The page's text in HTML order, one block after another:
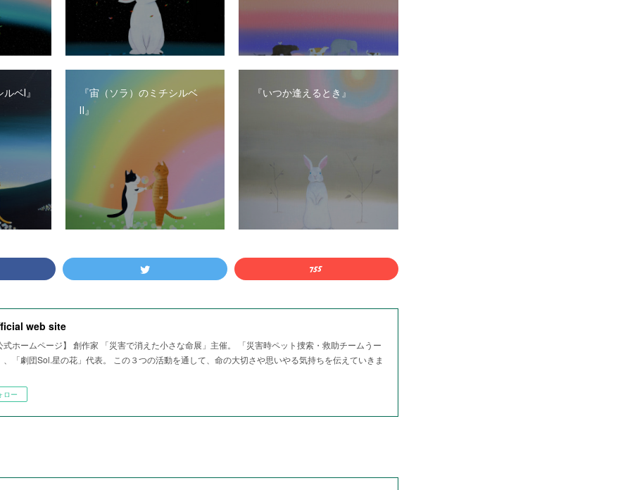
ベⅠ』
『宙（ソラ）のミチシルベ
Ⅱ』
『いつか逢えるとき』
web site
式ホームページ】 創作家 「災害で消えた小さな命展」主催。 「災害時ペット捜索・救助チームうー
、「劇団Sol.星の花」代表。 この３つの活動を通して、命の大切さや思いやる気持ちを伝えていきま
ロー